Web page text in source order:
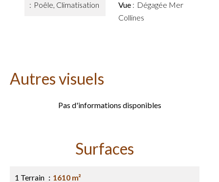
Poêle, Climatisation
Vue
Dégagée Mer
Collines
Autres visuels
Pas d'informations disponibles
Surfaces
1 Terrain 1610 m²